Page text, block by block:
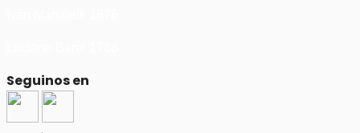
Seguinos en